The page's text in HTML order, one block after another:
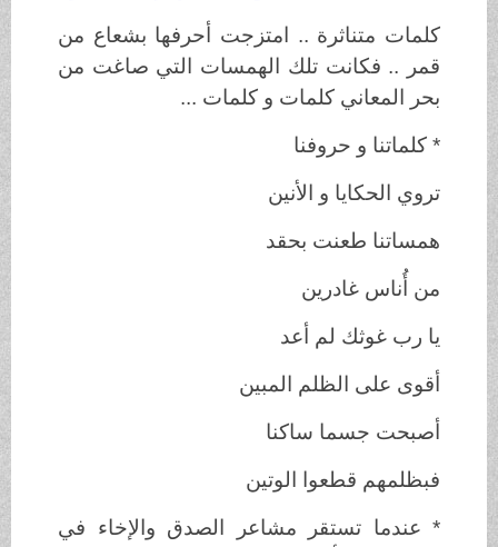
كلمات متناثرة .. امتزجت أحرفها بشعاع من
قمر .. فكانت تلك الهمسات التي صاغت من
بحر المعاني كلمات و كلمات ...
* كلماتنا و حروفنا
تروي الحكايا و الأنين
همساتنا طعنت بحقد
من أُناس غادرين
يا رب غوثك لم أعد
أقوى على الظلم المبين
أصبحت جسما ساكنا
فبظلمهم قطعوا الوتين
* عندما تستقر مشاعر الصدق والإخاء في